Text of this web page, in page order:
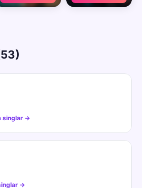
singlar →
→